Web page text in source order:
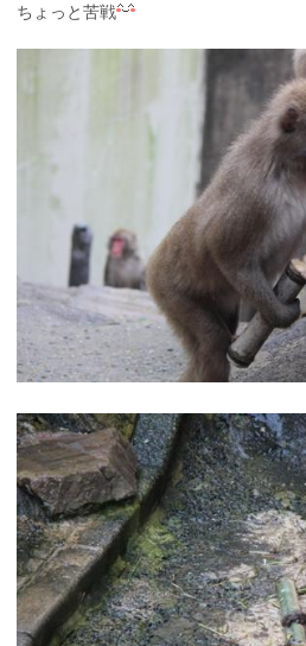
ちょっと苦戦